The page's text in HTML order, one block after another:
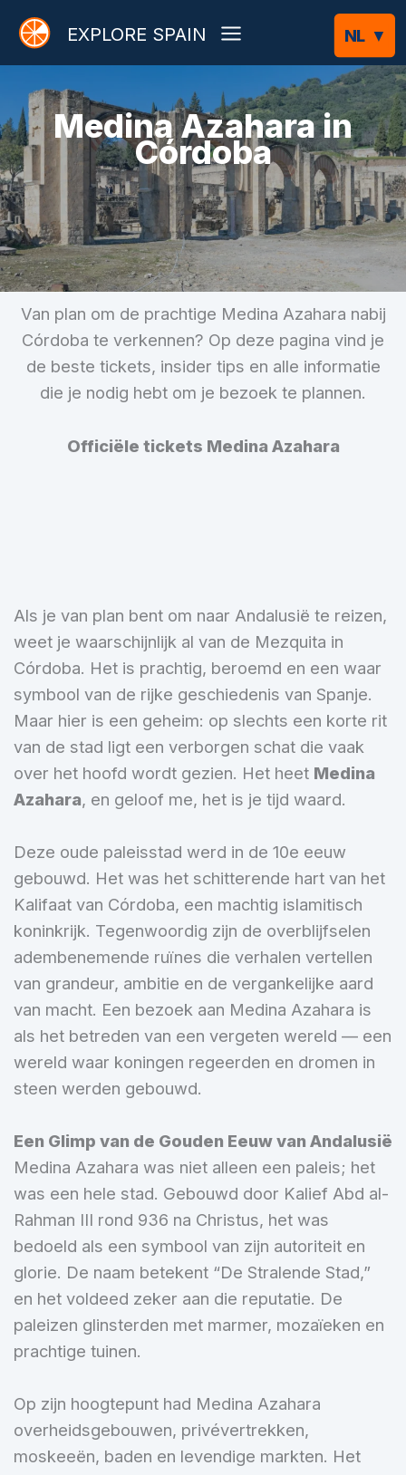
naar
de
inhoud
EXPLORE SPAIN
Medina Azahara in
Córdoba
Van plan om de prachtige Medina Azahara nabij
Córdoba te verkennen? Op deze pagina vind je
de beste tickets, insider tips en alle informatie
die je nodig hebt om je bezoek te plannen.
Officiële tickets Medina Azahara
Als je van plan bent om naar Andalusië te reizen,
weet je waarschijnlijk al van de Mezquita in
Córdoba. Het is prachtig, beroemd en een waar
symbool van de rijke geschiedenis van Spanje.
Maar hier is een geheim: op slechts een korte rit
van de stad ligt een verborgen schat die vaak
over het hoofd wordt gezien. Het heet Medina
Azahara, en geloof me, het is je tijd waard.
Deze oude paleisstad werd in de 10e eeuw
gebouwd. Het was het schitterende hart van het
Kalifaat van Córdoba, een machtig islamitisch
koninkrijk. Tegenwoordig zijn de overblijfselen
adembenemende ruïnes die verhalen vertellen
van grandeur, ambitie en de vergankelijke aard
van macht. Een bezoek aan Medina Azahara is
als het betreden van een vergeten wereld — een
wereld waar koningen regeerden en dromen in
steen werden gebouwd.
Een Glimp van de Gouden Eeuw van Andalusië
Medina Azahara was niet alleen een paleis; het
was een hele stad. Gebouwd door Kalief Abd al-
Rahman III rond 936 na Christus, het was
bedoeld als een symbool van zijn autoriteit en
glorie. De naam betekent “De Stralende Stad,”
en het voldeed zeker aan die reputatie. De
paleizen glinsterden met marmer, mozaïeken en
prachtige tuinen.
Op zijn hoogtepunt had Medina Azahara
overheidsgebouwen, privévertrekken,
moskeeën, baden en levendige markten. Het